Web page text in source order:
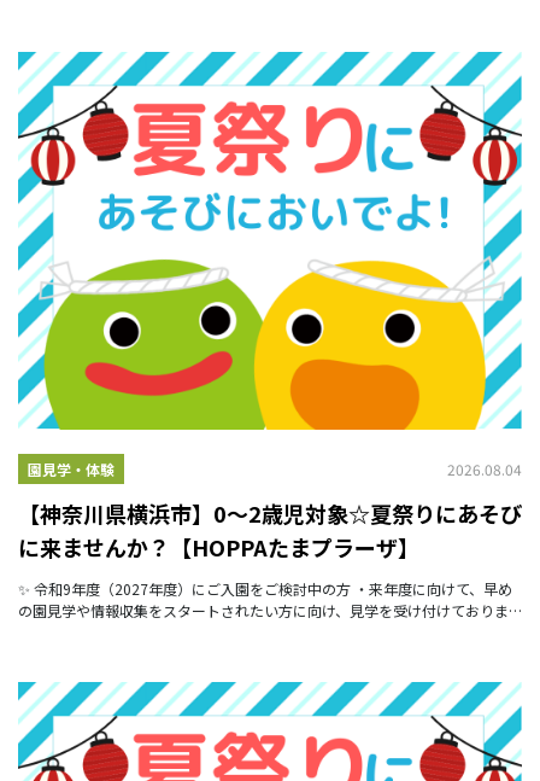
園見学・体験 2026.08.04
【神奈川県横浜市】0～2歳児対象☆夏祭りにあそび
に来ませんか？【HOPPAたまプラーザ】
✨ 令和9年度（2027年度）にご入園をご検討中の方 ・来年度に向けて、早め
の園見学や情報収集をスタートされたい方に向け、見学を受け付けておりま